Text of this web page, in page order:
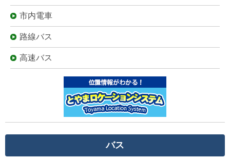
市内電車
路線バス
高速バス
バス